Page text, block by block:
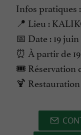
Infos pratiques :
📍 Lieu :
📅 Date : 19 juin
⏰ À partir de
🎟️ Réservation
🍹